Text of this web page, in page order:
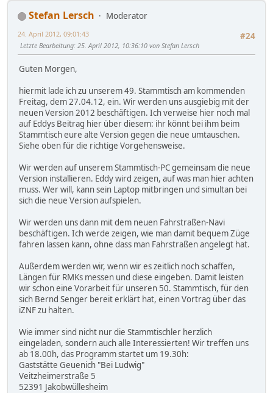
Stefan Lersch
Moderator
#24
24. April 2012, 09:01:43
Letzte Bearbeitung: 25. April 2012, 10:36:10 von Stefan Lersch
Guten Morgen,
hiermit lade ich zu unserem 49. Stammtisch am kommenden
Freitag, dem 27.04.12, ein. Wir werden uns ausgiebig mit der
neuen Version 2012 beschäftigen. Ich verweise hier noch mal
auf Eddys Beitrag hier über diesem: ihr könnt bei ihm beim
Stammtisch eure alte Version gegen die neue umtauschen.
Siehe oben für die richtige Vorgehensweise.
Wir werden auf unserem Stammtisch-PC gemeinsam die neue
Version installieren. Eddy wird zeigen, auf was man hier achten
muss. Wer will, kann sein Laptop mitbringen und simultan bei
sich die neue Version aufspielen.
Wir werden uns dann mit dem neuen Fahrstraßen-Navi
beschäftigen. Ich werde zeigen, wie man damit bequem Züge
fahren lassen kann, ohne dass man Fahrstraßen angelegt hat.
Außerdem werden wir, wenn wir es zeitlich noch schaffen,
Längen für RMKs messen und diese eingeben. Damit leisten
wir schon eine Vorarbeit für unseren 50. Stammtisch, für den
sich Bernd Senger bereit erklärt hat, einen Vortrag über das
iZNF zu halten.
Wie immer sind nicht nur die Stammtischler herzlich
eingeladen, sondern auch alle Interessierten! Wir treffen uns
ab 18.00h, das Programm startet um 19.30h:
Gaststätte Geuenich "Bei Ludwig"
Veitzheimerstraße 5
52391 Jakobwüllesheim